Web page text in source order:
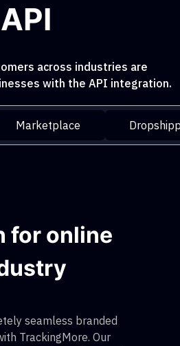
API
across industries are
with the API integration.
Marketplace
for online
seamless branded
TrackingMore. Our